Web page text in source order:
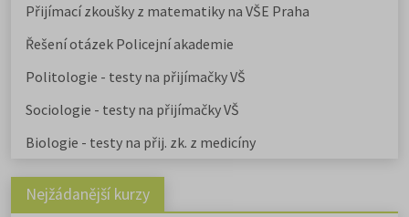
Přijímací zkoušky z matematiky na VŠE Praha
Řešení otázek Policejní akademie
Politologie - testy na přijímačky VŠ
Sociologie - testy na přijímačky VŠ
Biologie - testy na přij. zk. z medicíny
Nejžádanější kurzy